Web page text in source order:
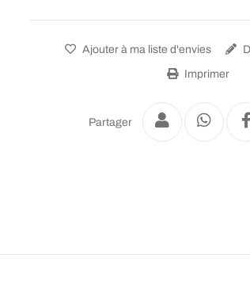
Ajouter à ma liste d'envies
Imprimer
Partager